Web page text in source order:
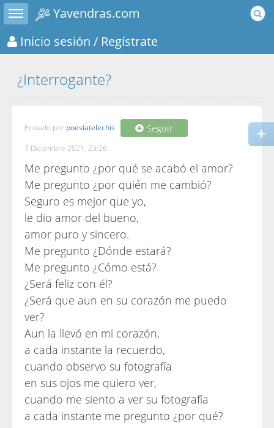
Toggle sidebar
Yavendras.com
Inicio sesión / Regístrate
¿Interrogante?
Enviado por poesiatelechis Seguir
7 Diciembre 2021, 23:26
Me pregunto ¿por qué se acabó el amor?
Me pregunto ¿por quién me cambió?
Seguro es mejor que yo,
le dio amor del bueno,
amor puro y sincero.
Me pregunto ¿Dónde estará?
Me pregunto ¿Cómo está?
¿Será feliz con él?
¿Será que aun en su corazón me puedo
ver?
Aun la llevó en mi corazón,
a cada instante la recuerdo,
cuando observo su fotografía
en sus ojos me quiero ver,
cuando me siento a ver su fotografía
a cada instante me pregunto ¿por qué?